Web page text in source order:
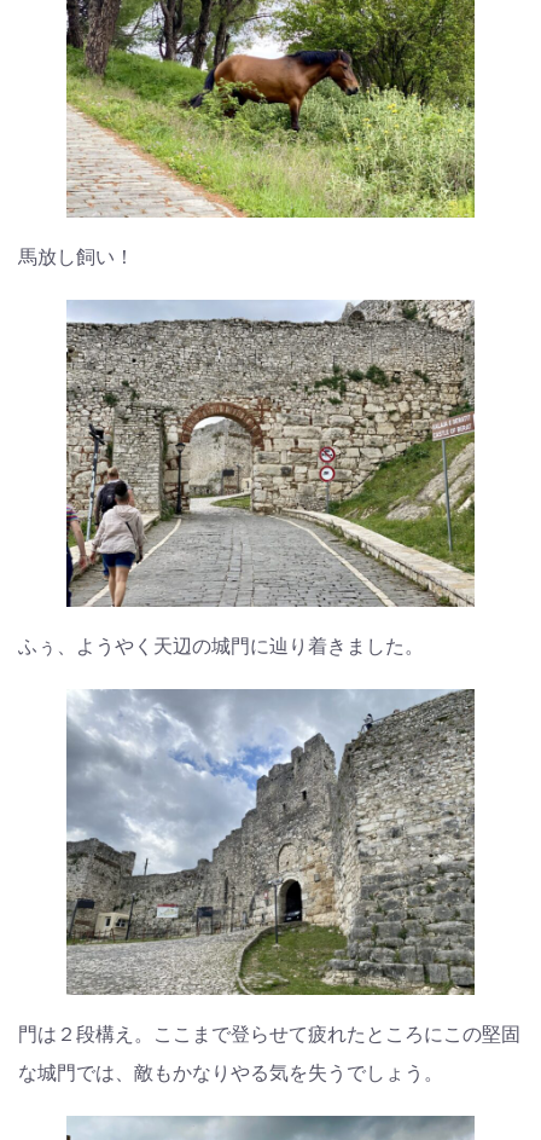
馬放し飼い！
ふぅ、ようやく天辺の城門に辿り着きました。
門は２段構え。ここまで登らせて疲れたところにこの堅固
な城門では、敵もかなりやる気を失うでしょう。